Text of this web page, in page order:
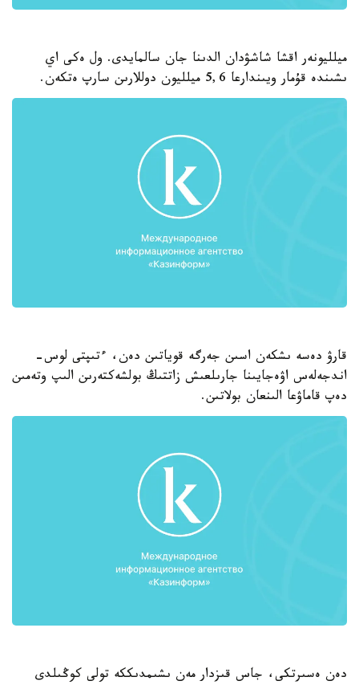
ميلليونەر اقشا شاشۋدان الدىنا جان سالمايدى. ول ەكى اي
ىشىندە قۇمار ويىندارعا 5,6 ميلليون دوللارىن سارپ ەتكەن.
قارۋ دەسە ىشكەن اسىن جەرگە قوياتىن دەن، ءتىپتى لوس-
اندجەلەس اۋەجايىنا جارىلعىش زاتتىڭ بولشەكتەرىن الىپ وتەمىن
دەپ قاماۋعا الىنعان بولاتىن.
دەن ەسىرتكى، جاس قىزدار مەن ىشىمدىككە تولى كوڭىلدى